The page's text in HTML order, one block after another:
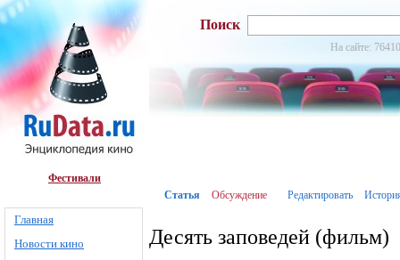
Фестивали
Главная
Новости кино
Поиск
На сайте:
Статья Обсуждение Редактировать
Десять заповедей (фильм)